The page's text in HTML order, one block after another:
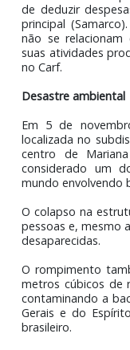
Vale como
Após a
responsável
Desta forma,
repasses à
descontar
mesma
Carf.
Na tese da
de deduzir
principal
não se
suas atividades
no Carf.
Desastre